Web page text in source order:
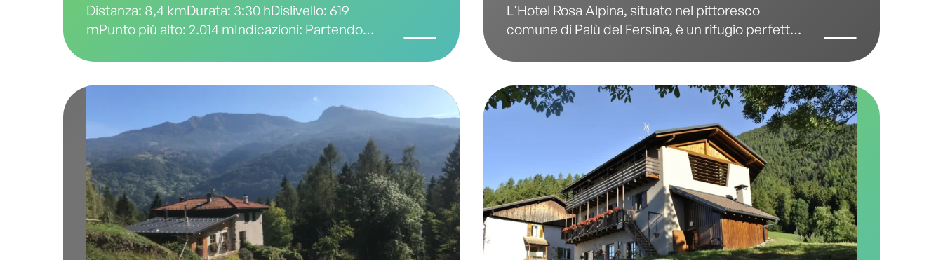
Distanza: 8,4 kmDurata: 3:30 hDislivello: 619
mPunto più alto: 2.014 mIndicazioni: Partendo
indicazioni per Rifugio Sette Selle
L'Hotel Rosa Alpina, situato nel pittoresco
comune di Palù del Fersina, è un rifugio perfetto
autentico. Circondato da paesaggi mozzafiato,
l’hotel combina l’accoglienza della tradizione
alpina con comfort moderni.